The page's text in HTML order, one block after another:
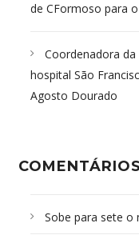
de CFormoso para
Coordenadora
hospital São
Agosto Dourado
COMENTÁRIOS
Sobe para sete o